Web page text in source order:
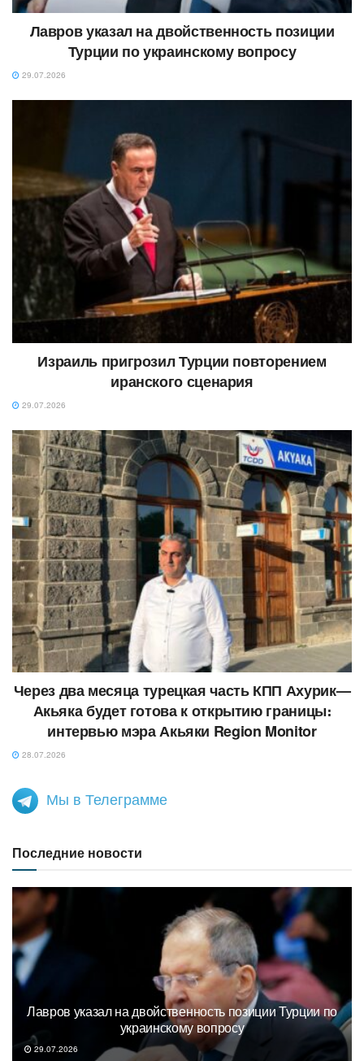
Лавров указал на двойственность позиции
Турции по украинскому вопросу
29.07.2026
Израиль пригрозил Турции повторением
иранского сценария
29.07.2026
Через два месяца турецкая часть КПП Ахурик—
Акьяка будет готова к открытию границы։
интервью мэра Акьяки Region Monitor
28.07.2026
Мы в Телеграмме
Последние новости
Лавров указал на двойственность позиции Турции по
украинскому вопросу
29.07.2026